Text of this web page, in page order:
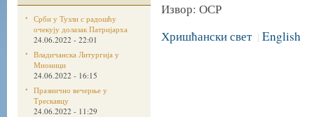
Срби у Тузли с радошћу
очекују долазак Патријарха
24.06.2022 - 22:01
Владичанска Литургија у
Мионици
24.06.2022 - 16:15
Празнично вечерње у
Трескавцу
24.06.2022 - 11:29
Извор: ОСР
Хришћански свет | English